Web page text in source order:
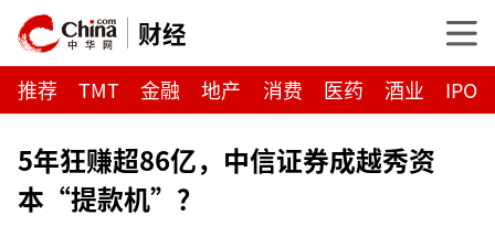
财经
推荐 TMT 金融 地产 消费 医药 酒业 IPO
5年狂赚超86亿，中信证券成越秀资
本“提款机”？